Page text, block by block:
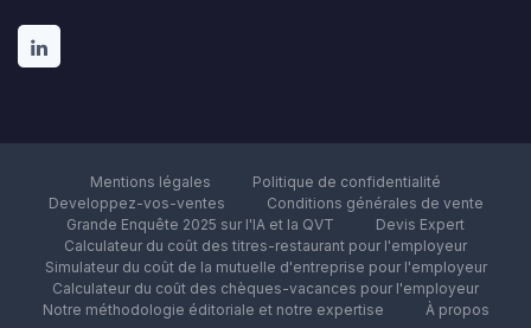
Mentions légales
Politique de confidentialité
Developpez-vos-ventes
Conditions générales de vente
Grande Enquête 2025 sur l'IA et la QVT
Devis Expert
Calculateur du coût des titres-restaurant pour l'employeur
Simulateur du coût de la mutuelle d'entreprise pour l'employeur
Calculateur du coût des chèques-vacances pour l'employeur
Notre méthodologie éditoriale et notre expertise
À propos